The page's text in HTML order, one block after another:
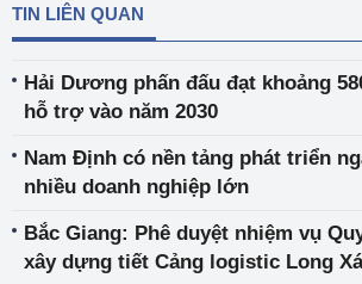
TIN LIÊN QUAN
Hải Dương phấn đấu đạt khoảng
hỗ trợ vào năm 2030
Nam Định có nền tảng phát triển
nhiều doanh nghiệp lớn
Bắc Giang: Phê duyệt nhiệm vụ
xây dựng tiết Cảng logistic Long